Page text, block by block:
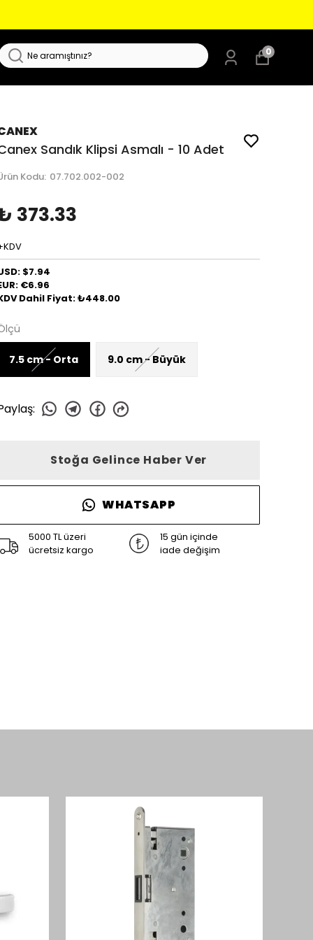
0
Sandık Klipsi Asmalı - 10 Adet
Kodu: 07.702.002-002
373.33
$7.94
€6.96
Dahil Fiyat: ₺448.00
7.5 cm - Orta 9.0 cm - Büyük
:
Stoğa Gelince Haber Ver
WHATSAPP
5000 TL üzeri
ücretsiz kargo
15 gün içinde
iade değişim